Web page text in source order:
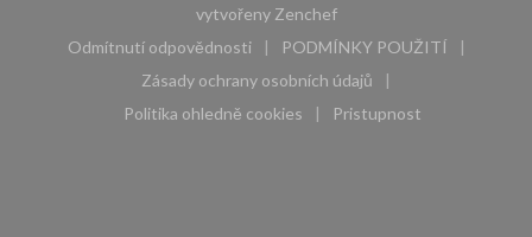
vytvořeny Zenchef((otevře se v novém okně))
Odmítnutí odpovědnosti
((otevře se v novém okně))
PODMÍNKY POUŽITÍ
((otevře se v novém
Zásady ochrany osobních údajů
((otevře se v novém okně))
Politika ohledně cookies
((otevře se v novém okně))
Pristupnost
((otevře se v novém